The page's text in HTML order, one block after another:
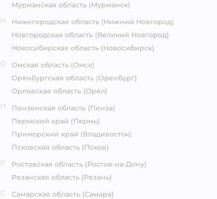
Мурманская область (Мурманск)
Нижегородская область (Нижний Новгород)
Новгородская область (Великий Новгород)
Новосибирская область (Новосибирск)
Омская область (Омск)
Оренбургская область (Оренбург)
Орловская область (Орёл)
Пензенская область (Пенза)
Пермский край (Пермь)
Приморский край (Владивосток)
Псковская область (Псков)
Ростовская область (Ростов-на-Дону)
Рязанская область (Рязань)
Самарская область (Самара)